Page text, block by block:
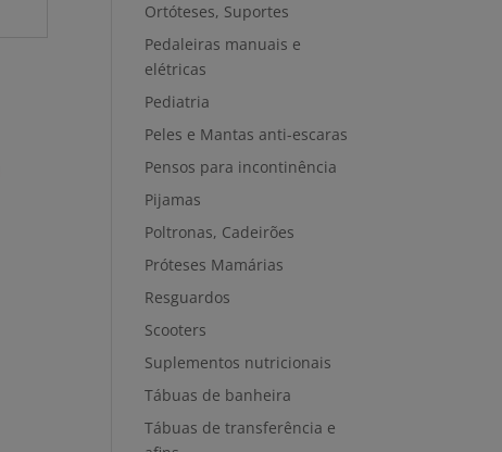
Ortóteses, Suportes
Pedaleiras manuais e
elétricas
Pediatria
Peles e Mantas anti-escaras
Pensos para incontinência
Pijamas
Poltronas, Cadeirões
Próteses Mamárias
Resguardos
Scooters
Suplementos nutricionais
Tábuas de banheira
Tábuas de transferência e